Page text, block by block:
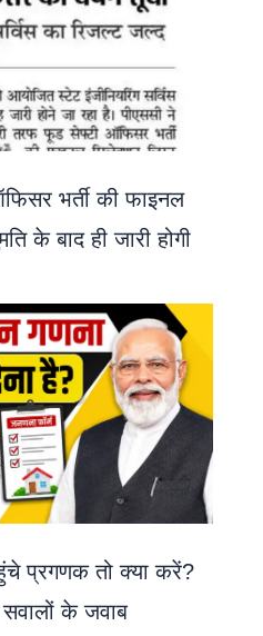
भर्ती की फाइनल
के बाद ही जारी होगी
प्रगणक तो क्या करें?
के जवाब